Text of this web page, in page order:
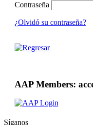
Contraseña
¿Olvidó su contraseña?
AAP Members:
Síganos